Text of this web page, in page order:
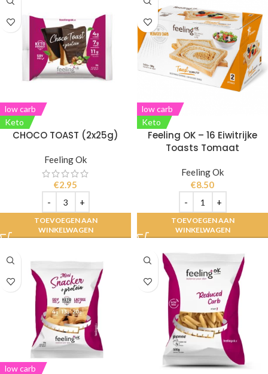
low carb
Keto
CHOCO TOAST (2x25g)
Feeling Ok
€2.95
TOEVOEGEN AAN
WINKELWAGEN
low carb
Keto
Feeling OK – 16 Eiwitrijke
Toasts Tomaat
Feeling Ok
€8.50
TOEVOEGEN AAN
WINKELWAGEN
low carb